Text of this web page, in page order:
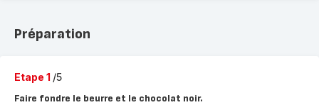
Préparation
Etape 1 /5
Faire fondre le beurre et le chocolat noir.